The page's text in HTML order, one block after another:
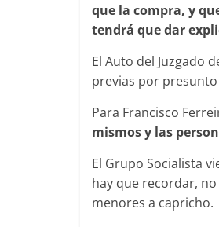
que la compra, y
tendrá que dar
El Auto del Juzgado
previas por
Para Francisco
mismos y las
El Grupo Socialista
hay que recordar,
menores a capricho.